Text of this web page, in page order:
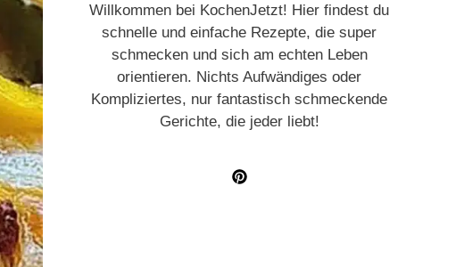
Willkommen bei KochenJetzt! Hier findest du
schnelle und einfache Rezepte, die super
schmecken und sich am echten Leben
orientieren. Nichts Aufwändiges oder
Kompliziertes, nur fantastisch schmeckende
Gerichte, die jeder liebt!